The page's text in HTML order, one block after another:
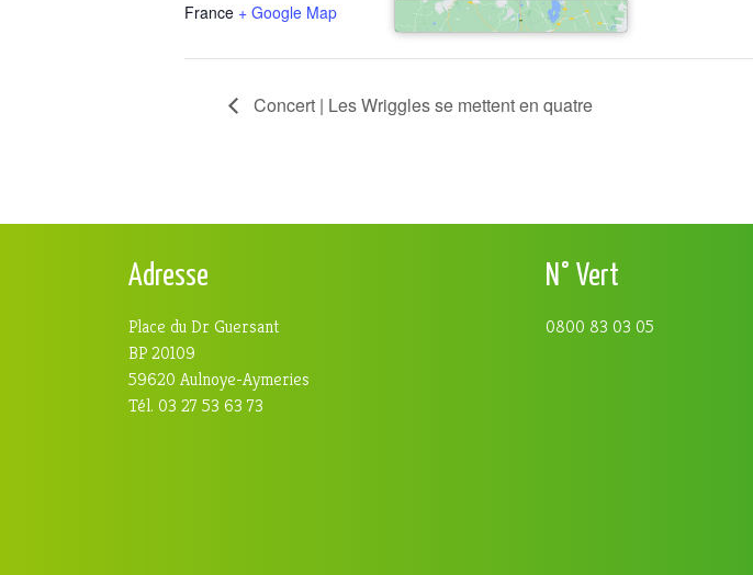
France + Google Map
Concert | Les Wriggles se mettent en quatre
Adresse
Place du Dr Guersant
BP 20109
59620 Aulnoye-Aymeries
Tél. 03 27 53 63 73
N° Vert
0800 83 03 05